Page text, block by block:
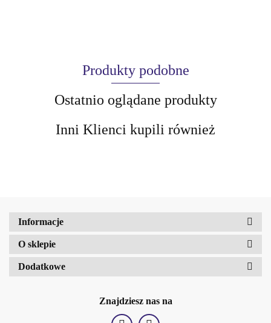
Produkty podobne
Ostatnio oglądane produkty
Inni Klienci kupili również
Informacje
O sklepie
Dodatkowe
Znajdziesz nas na